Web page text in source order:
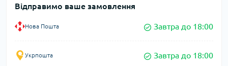
Відправимо ваше замовлення
Нова Пошта Завтра до 18:00
Укрпошта Завтра до 18:00